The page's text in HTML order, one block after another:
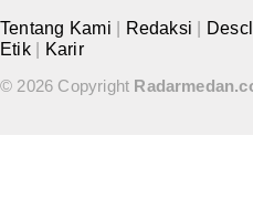
Tentang Kami Redaksi
Etik
Karir
© 2026 Copyright